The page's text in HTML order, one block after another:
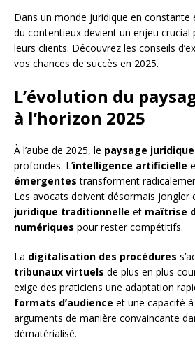
Dans un monde juridique en constante
du contentieux devient un enjeu
leurs clients. Découvrez les conseils
vos chances de succès en 2025.
L’évolution du
à l’horizon 2025
À l’aube de 2025, le paysage juridique
profondes. L’intelligence artificielle
émergentes transforment
Les avocats doivent désormais jongler
juridique traditionnelle et maîtrise
numériques pour rester compétitifs.
La digitalisation des procédures
tribunaux virtuels de plus en plus
exige des praticiens une adaptation
formats d’audience et une capacité
arguments de manière convaincante
dématérialisé.